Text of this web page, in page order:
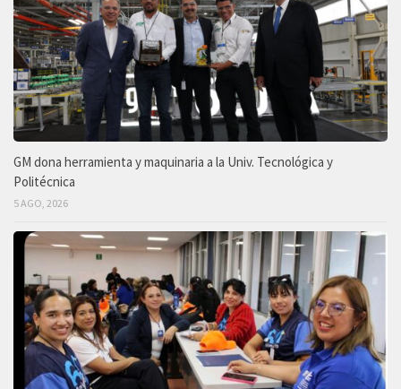
GM dona herramienta y maquinaria a la Univ. Tecnológica y
Politécnica
5 AGO, 2026